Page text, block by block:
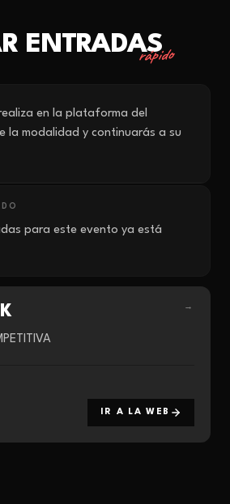
ENTRADAS
rápido
en la plataforma del
la modalidad y continuarás a su
para este evento ya está
→
IR A LA WEB